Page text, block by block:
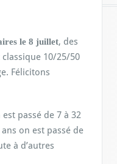
le 8 juillet, des
10/25/50
Félicitons
passé de 7 à 32
on est passé de
à d’autres